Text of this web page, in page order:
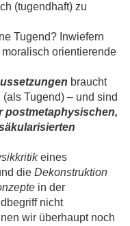
(tugendhaft) zu
Tugend? Inwiefern
orientierende
braucht
Tugend) – und sind
postmetaphysischen,
eines
die Dekonstruktion
in der
nicht
wir überhaupt noch